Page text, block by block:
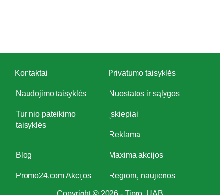
Kontaktai Privatumo taisyklės
Naudojimo taisyklės Nuostatos ir sąlygos
Turinio pateikimo
taisyklės
Įskiepiai
Reklama
Blog Maxima akcijos
Promo24.com Akcijos Regionų naujienos